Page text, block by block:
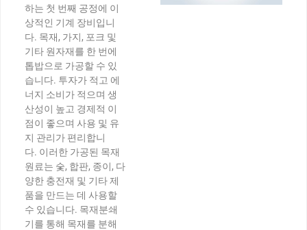
하는 첫 번째 공정에 이
상적인 기계 장비입니
다. 목재, 가지, 포크 및
기타 원자재를 한 번에
톱밥으로 가공할 수 있
습니다. 투자가 적고 에
너지 소비가 적으며 생
산성이 높고 경제적 이
점이 좋으며 사용 및 유
지 관리가 편리합니
다. 이러한 가공된 목재
원료는 숯, 합판, 종이, 다
양한 충전재 및 기타 제
품을 만드는 데 사용할
수 있습니다. 목재분쇄
기를 통해 목재를 분해